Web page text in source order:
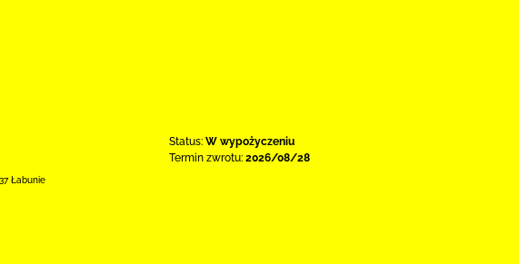
Status: W wypożyczeniu
Termin zwrotu: 2026/08/28
Łabunie